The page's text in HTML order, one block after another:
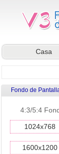
Casa
Fondo de
4:3/5:4
1024x768
1600x1200